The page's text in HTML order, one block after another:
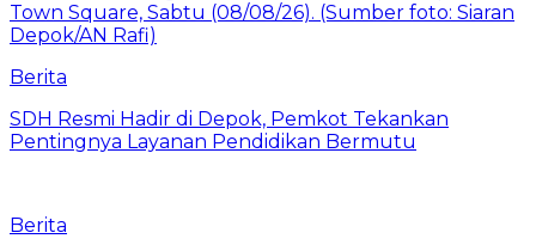
Berita
SDH Resmi Hadir di Depok, Pemkot Tekankan
Pentingnya Layanan Pendidikan Bermutu
Berita